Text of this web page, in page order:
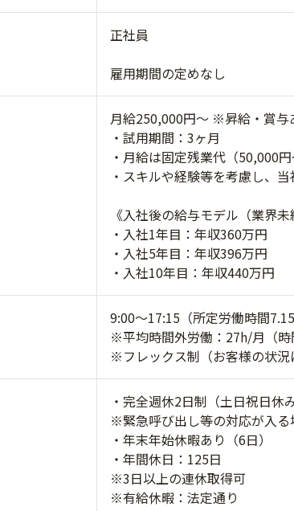
正社員
雇用期間の定めなし
月給250,000円～ ※昇給・賞与
・試用期間：3ヶ月
・月給は固定残業代（50,000
・スキルや経験等を考慮し、
《入社後の給与モデル（業界未
・入社1年目：年収360万円
・入社5年目：年収396万円
・入社10年目：年収440万円
9:00～17:15（所定労働時間
※平均時間外労働：27h/月（時
※フレックス制（お客様の状況
・完全週休2日制（土日祝日休み
※緊急呼び出し等の対応が入る
・年末年始休暇あり（6日）
・年間休日：125日
※3日以上の連休取得可
※有給休暇：法定通り